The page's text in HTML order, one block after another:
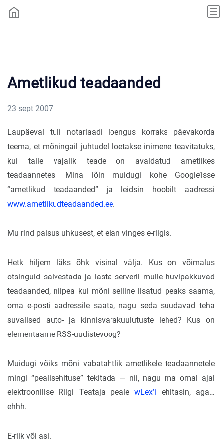
Ametlikud teadaanded
23 sept 2007
Laupäeval tuli notariaadi loengus korraks päevakorda
teema, et mõningail juhtudel loetakse inimene teavitatuks,
kui talle vajalik teade on avaldatud ametlikes
teadaannetes. Mina lõin muidugi kohe Google’isse
“ametlikud teadaanded” ja leidsin hoobilt aadressi
www.ametlikudteadaanded.ee.
Mu rind paisus uhkusest, et elan vinges e-riigis.
Hetk hiljem läks õhk visinal välja. Kus on võimalus
otsinguid salvestada ja lasta serveril mulle huvipakkuvad
teadaanded, niipea kui mõni selline lisatud peaks saama,
oma e-posti aadressile saata, nagu seda suudavad teha
suvalised auto- ja kinnisvarakuulutuste lehed? Kus on
elementaarne RSS-uudistevoog?
Muidugi võiks mõni vabatahtlik ametlikele teadaannetele
mingi “pealisehituse” tekitada — nii, nagu ma omal ajal
elektroonilise Riigi Teataja pealewLex’i ehitasin, aga…
ehhh.
E-riik või asi.